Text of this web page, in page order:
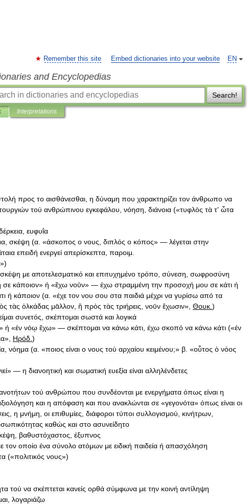
EN
Remember this site Embed dictionaries into your website
and Encyclopedias
Search!
Interpretations
προς το αισθάνεσθαι η δύναμη που χαρακτηρίζει τον άνθρωπο να
τού ανθρώπινου εγκεφάλου νόηση διάνοια («τυφλὸς τὰ τ' ὦτα
ευφυΐα
σκέψη (α . «άσκοπος ο νους διπλός ο κόπος» — λέγεται στην
επειδή ενεργεί απερίσκεπτα παροιμ
»)
σκέψη με αποτελεσματικό και επιτυχημένο τρόπο σύνεση σωφροσύνη
σε κάποιον» ή «ἔχω νοῡν» — έχω στραμμένη την προσοχή μου σε κάτι ή
ή κάποιον (α . «έχε τον νου σου στα παιδιά μέχρι να γυρίσω από τα
τὰς ὁλκάδας μᾱλλον ἢ πρὸς τὰς τριήρεις νοῡν ἔχωσιν», Θουκ )
συνετός σκέπτομαι σωστά και λογικά
ή «ἐν νόῳ ἔχω» — σκέπτομαι να κάνω κάτι έχω σκοπό να κάνω κάτι («έν
», Ηρόδ )
νόημα (α . «ποιος είναι ο νους τού αρχαίου κειμένου;» β . «οὗτος ὁ νόος
» — η διανοητική και σωματική ευεξία είναι αλληλένδετες
τού ανθρώπου που συνδέονται με ενεργήματα όπως είναι η
και η απόφαση και που ανακλώνται σε «γεγονότα» όπως είναι οι
η μνήμη οι επιθυμίες διάφοροι τύποι συλλογισμού κινήτρων
καθώς και στο ασυνείδητο
βαθυστόχαστος έξυπνος
τον οποίο ένα σύνολο ατόμων με ειδική παιδεία ή απασχόληση
(«πολιτικός νους»)
τού να σκέπτεται κανείς ορθά σύμφωνα με την κοινή αντίληψη
λογαριάζω